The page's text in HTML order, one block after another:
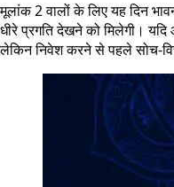
मूलांक 2 वालों के लिए यह दिन
धीरे प्रगति देखने को मिलेगी।
लेकिन निवेश करने से पहले सोच-